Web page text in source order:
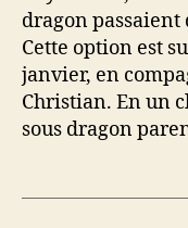
dragon passaient
Cette option est
janvier, en
Christian. En un
sous dragon